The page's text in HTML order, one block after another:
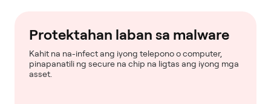
Protektahan laban sa malware
Kahit na na-infect ang iyong telepono o computer,
pinapanatili ng secure na chip na ligtas ang iyong mga
asset.